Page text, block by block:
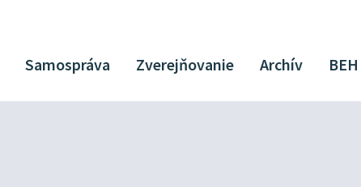
Samospráva Zverejňovanie Archív BEH